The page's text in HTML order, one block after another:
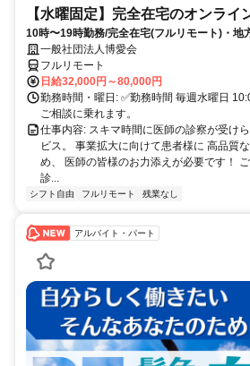
【水曜固定】完全在宅のオンライ
10時〜19時勤務/完全在宅(フルリモート)・地
業務一般社団法人博愛会
フルリモート
日給32,000円～80,000円
勤務時間・曜日: ✅勤務時間 毎週水曜日
ご相談に乗れます。
仕事内容: スキマ時間に医師の診察が受け
ビス。 事業拡大に向けて患者様に 高品質
め、 医師の皆様のお力添えが必要です！
診...
シフト自由 フルリモート 残業なし
アルバイト・パート